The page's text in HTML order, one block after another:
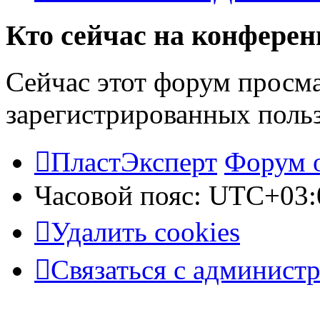
Кто сейчас на
Сейчас этот форум
зарегистрированных
ПластЭксперт Форум
Часовой пояс:
Удалить cookies
Связаться с